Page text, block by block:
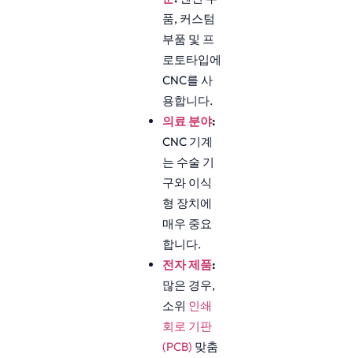
품, 커스텀
부품 및 프
로토타입에
CNC를 사
용합니다.
의료 분야:
CNC 기계
는 수술 기
구와 이식
형 장치에
매우 중요
합니다.
전자 제품:
많은 경우,
소위 인쇄
회로 기판
(PCB) 맞춤